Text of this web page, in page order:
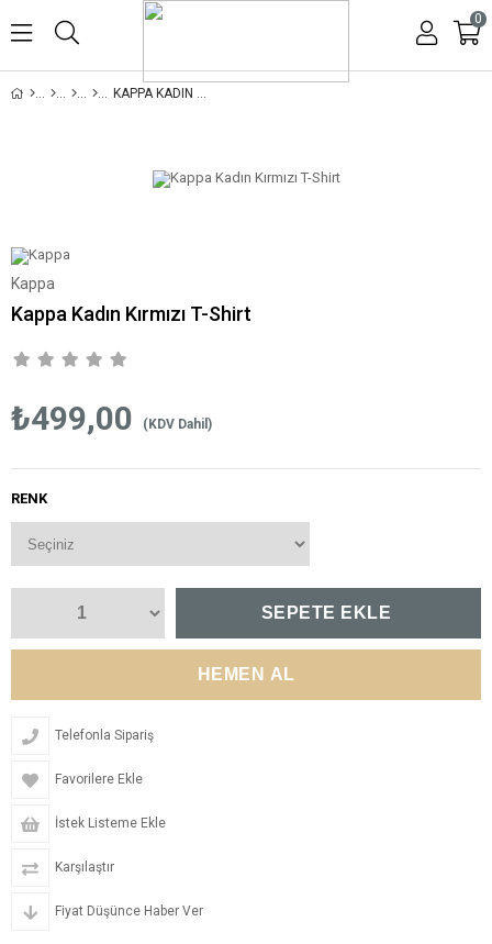
0
KAPPA KADIN KIRMIZI T-SHIRT
Kappa
Kappa Kadın Kırmızı T-Shirt
₺499,00 (KDV Dahil)
RENK
Telefonla Sipariş
Favorilere Ekle
İstek Listeme Ekle
Karşılaştır
Fiyat Düşünce Haber Ver